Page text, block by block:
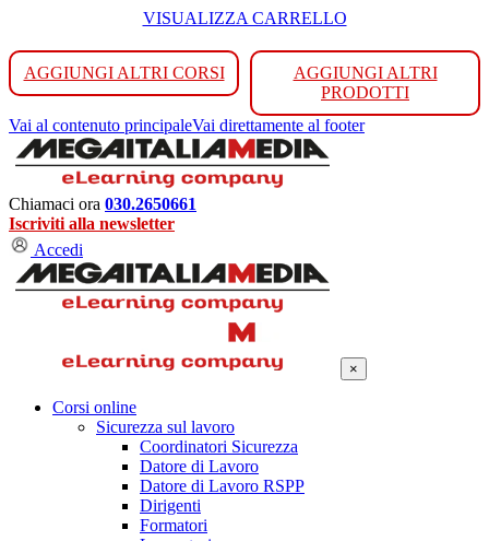
VISUALIZZA CARRELLO
AGGIUNGI ALTRI CORSI
AGGIUNGI ALTRI
PRODOTTI
Vai al contenuto principaleVai direttamente al footer
Chiamaci ora 030.2650661
Iscriviti alla newsletter
Accedi
×
Corsi online
Sicurezza sul lavoro
Coordinatori Sicurezza
Datore di Lavoro
Datore di Lavoro RSPP
Dirigenti
Formatori